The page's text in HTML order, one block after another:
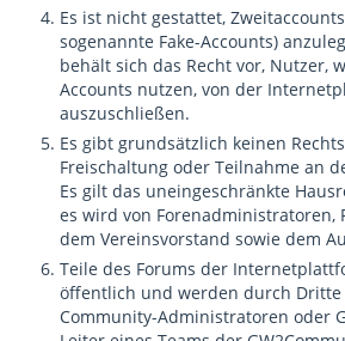
Es ist nicht gestattet,
sogenannte Fake-Accounts)
behält sich das Recht vor, Nutzer,
Accounts nutzen, von der
auszuschließen.
Es gibt grundsätzlich keinen
Freischaltung oder Teilnahme an
Es gilt das uneingeschränkte
es wird von Forenadministratoren,
dem Vereinsvorstand sowie dem
Teile des Forums der
öffentlich und werden durch Dritte
Community-Administratoren oder